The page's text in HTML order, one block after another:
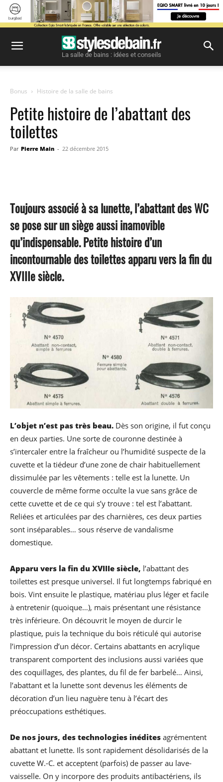
La salle de bains : idées et conseils
Bonus Histoire de la salle de bains
Petite histoire de l’abattant des
toilettes
Par Pierre Main - 22 décembre 2015
Toujours associé à sa lunette, l’abattant des WC
se pose sur un siège aussi inamovible
qu’indispensable. Petite histoire d’un
incontournable des toilettes apparu vers la fin du
XVIIIe siècle.
L’objet n’est pas très beau. Dès son origine, il fut conçu
en deux parties. Une sorte de couronne destinée à
s’intercaler entre la fraîcheur ou l’humidité suspecte de la
cuvette et la tiédeur d’une zone de chair habituellement
dissimulée par les vêtements : telle est la lunette. Un
couvercle de même forme occulte la vue sans grâce de
cette cuvette et de ce qui s’y trouve : tel est l’abattant.
Reliées et articulées par des charnières, ces deux parties
sont inséparables… sous réserve de vandalisme
domestique.
Apparu vers la fin du XVIIIe siècle, l’abattant des
toilettes est presque universel. Il fut longtemps fabriqué en
bois. Vint ensuite le plastique, matériau plus léger et facile
à entretenir (quoique…), mais présentant une résistance
très inférieure. On découvrit le moyen de durcir le
plastique, puis la technique du bois réticulé qui autorise
l’impression d’un décor. Certains abattants en acrylique
transparent comportent des inclusions aussi variées que
des coquillages, des plantes, du fil de fer barbelé… Ainsi,
l’abattant et la lunette sont devenus les éléments de
décoration d’un lieu naguère tenu à l’écart des
préoccupations esthétiques.
De nos jours, des technologies inédites agrémentent
abattant et lunette. Ils sont rapidement désolidarisés de la
cuvette W.-C. et acceptent (parfois) de passer au lave-
vaisselle. On y incorpore des produits antibactériens, ils